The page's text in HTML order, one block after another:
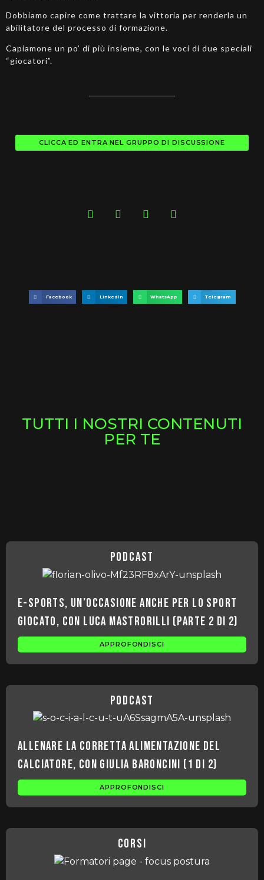
Dobbiamo capire come trattare la vittoria per renderla un
abilitatore del processo di formazione.
Capiamone un po’ di più insieme, con le voci di due speciali
“giocatori”.
CLICCA ED ENTRA NEL GRUPPO DI DISCUSSIONE
Facebook LinkedIn WhatsApp Telegram
TUTTI I NOSTRI CONTENUTI
PER TE
podcast
E-Sports, un’occasione anche per lo sport
giocato, con Luca Mastrorilli (parte 2 di 2)
APPROFONDISCI
podcast
Allenare la corretta alimentazione del
calciatore, con Giulia Baroncini (1 di 2)
APPROFONDISCI
corsi